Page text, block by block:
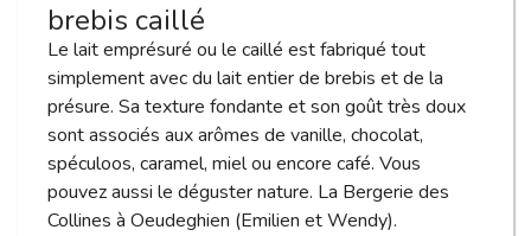
brebis caillé
Le lait emprésuré ou le caillé est fabriqué tout
simplement avec du lait entier de brebis et de la
présure. Sa texture fondante et son goût très doux
sont associés aux arômes de vanille, chocolat,
spéculoos, caramel, miel ou encore café. Vous
pouvez aussi le déguster nature. La Bergerie des
Collines à Oeudeghien (Emilien et Wendy).